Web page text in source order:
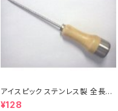
アイスピック ステンレス製 全長21
5ｍｍ
¥128